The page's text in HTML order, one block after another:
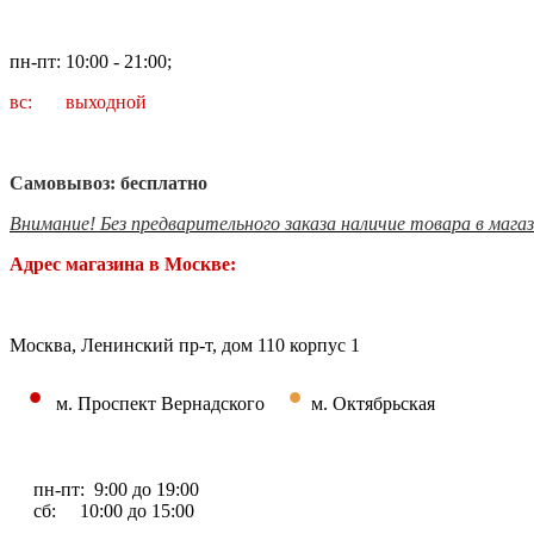
пн-пт: 10:00 - 21:00;
вс: выходной
Самовывоз: бесплатно
Внимание! Без предварительного заказа наличие товара в
Адрес магазина в Москве:
Москва, Ленинский пр-т, дом 110 корпус 1
• м. Проспект Вернадского • м. Октябрьская
пн-пт: 9:00 до 19:00
сб: 10:00 до 15:00